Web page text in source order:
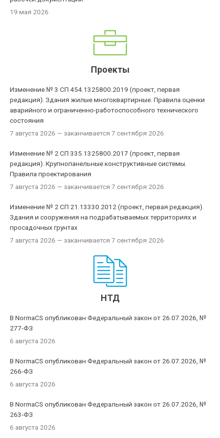
19 мая 2026
Проекты
Изменение № 3 СП 454.1325800.2019 (проект, первая
редакция). Здания жилые многоквартирные. Правила оценки
аварийного и ограниченно-работоспособного технического
состояния
7 августа 2026 — заканчивается 7 сентября 2026
Изменение № 2 СП 335.1325800.2017 (проект, первая
редакция). Крупнопанельные конструктивные системы.
Правила проектирования
7 августа 2026 — заканчивается 7 сентября 2026
Изменение № 2 СП 21.13330.2012 (проект, первая редакция).
Здания и сооружения на подрабатываемых территориях и
просадочных грунтах
7 августа 2026 — заканчивается 7 сентября 2026
НТД
В NormaCS опубликован Федеральный закон от 26.07.2026, №
277-ФЗ
6 августа 2026
В NormaCS опубликован Федеральный закон от 26.07.2026, №
266-ФЗ
6 августа 2026
В NormaCS опубликован Федеральный закон от 26.07.2026, №
263-ФЗ
6 августа 2026